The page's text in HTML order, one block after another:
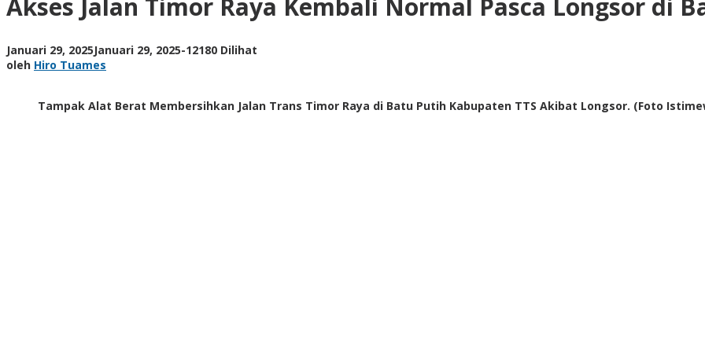
Kembali
Longsor
Akses Jalan Timor Raya Kembali Normal Pasca Longsor di
Januari 29, 2025Januari 29, 2025oleh
-12180 Dilihat
oleh Hiro Tuames
Tampak Alat Berat Membersihkan Jalan Trans Timor Raya di Batu Putih Kabupaten TTS Akibat Longsor. (Foto